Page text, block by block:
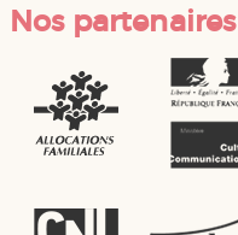
Nos partenaires